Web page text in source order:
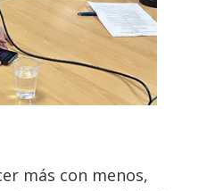
más con menos,